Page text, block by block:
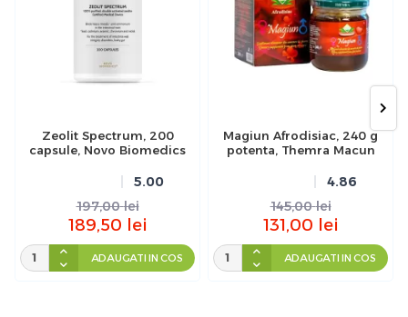
Zeolit Spectrum, 200
capsule, Novo Biomedics
5.00
197,00 lei
189,50 lei
ADAUGATI IN COS
Magiun Afrodisiac, 240 g
potenta, Themra Macun
4.86
145,00 lei
131,00 lei
ADAUGATI IN COS